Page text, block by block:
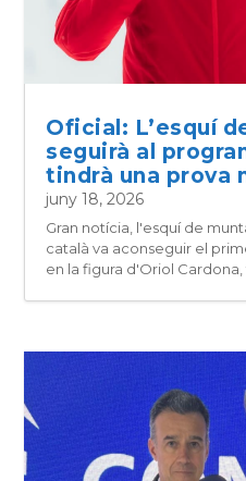
Oficial: L’esquí
seguirà al
tindrà una prova
juny 18, 2026
Gran notícia, l'esquí de
català va aconseguir el
en la figura d'Oriol Cardona,